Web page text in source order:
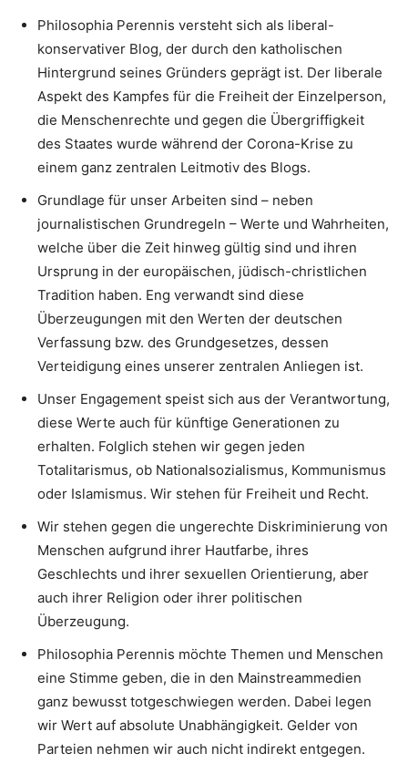
Philosophia Perennis versteht sich als liberal-
konservativer Blog, der durch den katholischen
Hintergrund seines Gründers geprägt ist. Der liberale
Aspekt des Kampfes für die Freiheit der Einzelperson,
die Menschenrechte und gegen die Übergriffigkeit
des Staates wurde während der Corona-Krise zu
einem ganz zentralen Leitmotiv des Blogs.
Grundlage für unser Arbeiten sind – neben
journalistischen Grundregeln – Werte und Wahrheiten,
welche über die Zeit hinweg gültig sind und ihren
Ursprung in der europäischen, jüdisch-christlichen
Tradition haben. Eng verwandt sind diese
Überzeugungen mit den Werten der deutschen
Verfassung bzw. des Grundgesetzes, dessen
Verteidigung eines unserer zentralen Anliegen ist.
Unser Engagement speist sich aus der Verantwortung,
diese Werte auch für künftige Generationen zu
erhalten. Folglich stehen wir gegen jeden
Totalitarismus, ob Nationalsozialismus, Kommunismus
oder Islamismus. Wir stehen für Freiheit und Recht.
Wir stehen gegen die ungerechte Diskriminierung von
Menschen aufgrund ihrer Hautfarbe, ihres
Geschlechts und ihrer sexuellen Orientierung, aber
auch ihrer Religion oder ihrer politischen
Überzeugung.
Philosophia Perennis möchte Themen und Menschen
eine Stimme geben, die in den Mainstreammedien
ganz bewusst totgeschwiegen werden. Dabei legen
wir Wert auf absolute Unabhängigkeit. Gelder von
Parteien nehmen wir auch nicht indirekt entgegen.